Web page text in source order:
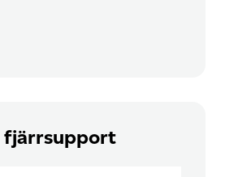
fjärrsupport